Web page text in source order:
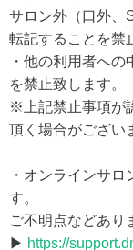
サロン外（口外、
転記することを禁
・他の利用者へ
を禁止致します。
※上記禁止事項が
頂く場合がござい
・オンラインサ
す。
ご不明点などあり
▶ https://